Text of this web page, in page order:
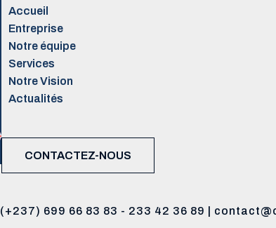
Accueil
Entreprise
Notre équipe
Services
Notre Vision
Actualités
CONTACTEZ-NOUS
(+237) 699 66 83 83 - 233 42 36 89 |